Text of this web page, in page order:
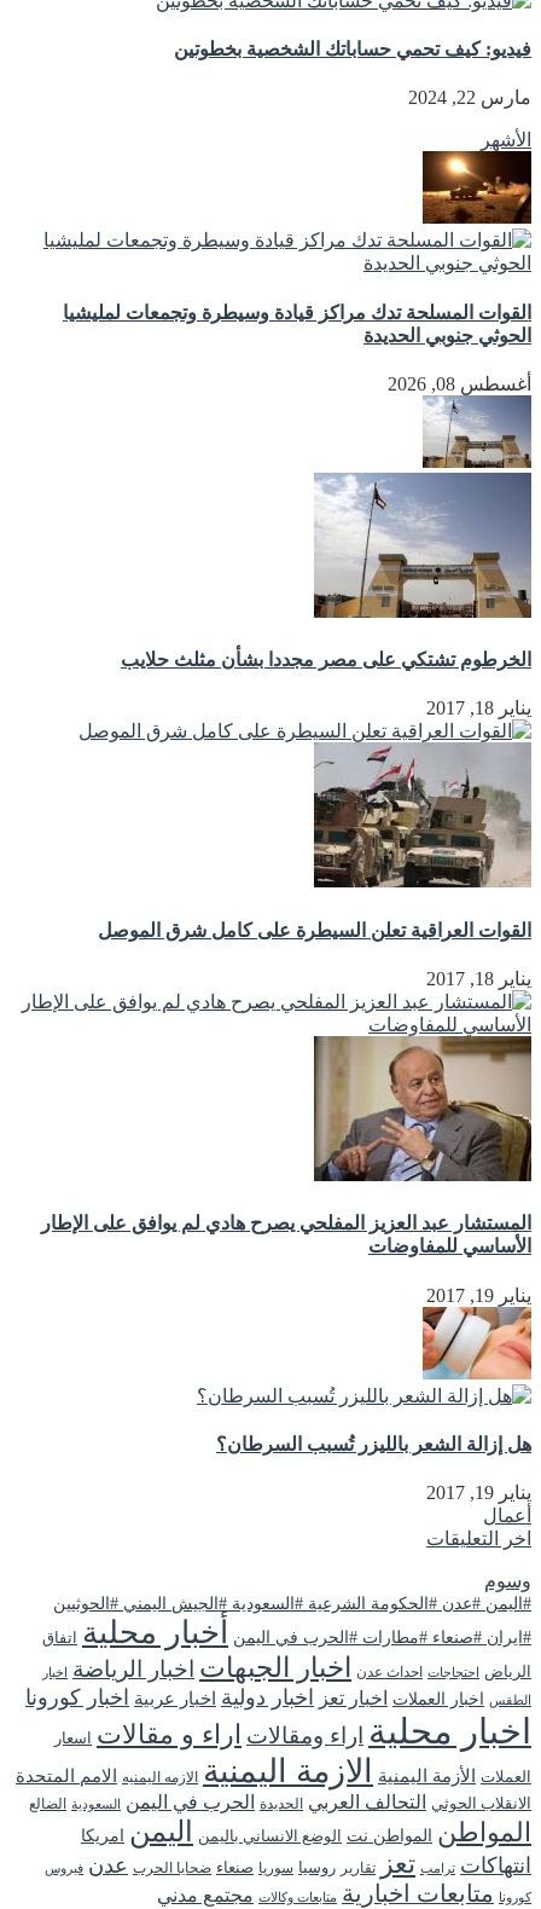
فيديو: كيف تحمي حساباتك الشخصية بخطوتين
مارس 22, 2024
الأشهر
القوات المسلحة تدك مراكز قيادة وسيطرة وتجمعات لمليشيا
الحوثي جنوبي الحديدة
أغسطس 08, 2026
الخرطوم تشتكي على مصر مجددا بشأن مثلث حلايب
يناير 18, 2017
القوات العراقية تعلن السيطرة على كامل شرق الموصل
يناير 18, 2017
المستشار عبد العزيز المفلحي يصرح هادي لم يوافق على الإطار
الأساسي للمفاوضات
يناير 19, 2017
هل إزالة الشعر بالليزر تُسبب السرطان؟
يناير 19, 2017
أعمال
اخر التعليقات
وسوم
#اليمن #عدن #الحكومة الشرعية #السعودية #الجيش اليمني #الحوثيين
#ايران #صنعاء #مطارات #الحرب في اليمن
أخبار محلية
اتفاق
الرياض
احتجاجات احداث عدن اخبار الجبهات اخبار الرياضة اخبار
الطقس
اخبار العملات اخبار تعز اخبار دولية اخبار عربية اخبار كورونا
اخبار محلية اراء ومقالات اراء و مقالات اسعار
العملات الأزمة اليمنية الازمة اليمنية الازمه اليمنيه الامم المتحدة
الانقلاب الحوثي التحالف العربي الحديدة الحرب في اليمن السعودية الضالع
المواطن المواطن نت الوضع الانساني باليمن اليمن امريكا
انتهاكات ترامب تعز تقارير روسيا سوريا صنعاء ضحايا الحرب عدن فيروس
كورونا متابعات اخبارية متابعات وكالات مجتمع مدني